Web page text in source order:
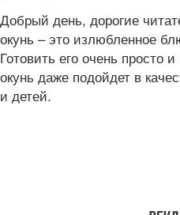
Добрый день, дорогие
окунь – это излюбленное
Готовить его очень
окунь даже подойдет в
и детей.